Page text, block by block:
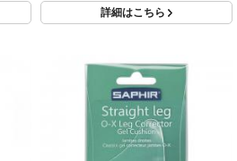
詳細はこちら